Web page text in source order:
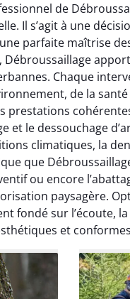
de
Il s’agit à une
parfaite maîtrise
Débroussaillage
Chaque
de la
prestations
et le dessouchage
climatiques, la
que
ou encore
paysagère.
fondé sur l’écoute,
et
du
ont